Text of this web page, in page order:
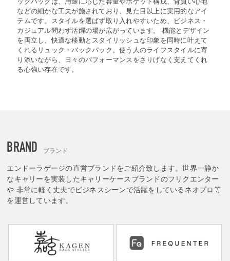
などの細かな工夫が施されており、見た目以上に実用的なアイ
テムです。スタイルを選ばず取り入れやすいため、ビジネス・
カジュアル問わず活躍の場が広がっています。 機能とデザイン
を両立し、快適な移動とスタイリッシュな印象を同時に叶えて
くれるリュック・バックパック。使う人のライフスタイルに寄
り添いながら、日々のパフォーマンスをさりげなく支えてくれ
る心強い存在です。
BRAND ブランド
エンドーラゲージの直営ブランドをご紹介致します。世界一静か
なキャリーを実装したキャリーケースブランドのフリクエンター
や 非常に軽く丈夫でビジネスシーンで活躍をしているネオプロ等
を運営しています。